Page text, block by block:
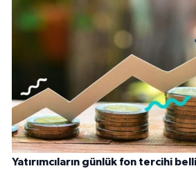
Yatırımcıların günlük fon tercihi